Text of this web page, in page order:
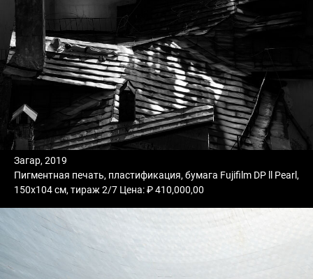
Загар, 2019
Пигментная печать, пластификация, бумага Fujifilm DP ll Pearl,
150х104 см, тираж 2/7 Цена: ₽ 410,000,00